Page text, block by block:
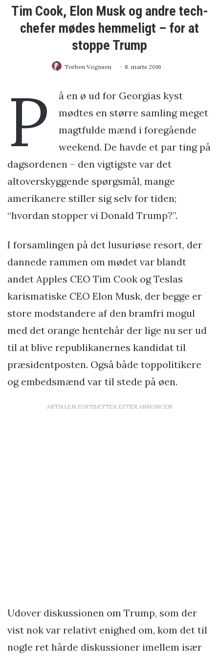
Tim Cook, Elon Musk og andre tech-
chefer mødes hemmeligt – for at
stoppe Trump
Torben Vognsen 8. marts 2016
P
å en ø ud for Georgias kyst
mødtes en større samling meget
magtfulde mænd i foregående
weekend. De havde et par ting på
dagsordenen – den vigtigste var det
altoverskyggende spørgsmål, mange
amerikanere stiller sig selv for tiden;
“hvordan stopper vi Donald Trump?”.
I forsamlingen på det lusuriøse resort, der
dannede rammen om mødet var blandt
andet Apples CEO Tim Cook og Teslas
karismatiske CEO Elon Musk, der begge er
store modstandere af den bramfri mogul
med det orange hentehår der lige nu ser ud
til at blive republikanernes kandidat til
præsidentposten. Også både toppolitikere
og embedsmænd var til stede på øen.
ARTIKLEN FORTSÆTTER EFTER ANNONCEN
Udover diskussionen om Trump, som der
vist nok var relativt enighed om, kom det til
nogle ret hårde diskussioner imellem især